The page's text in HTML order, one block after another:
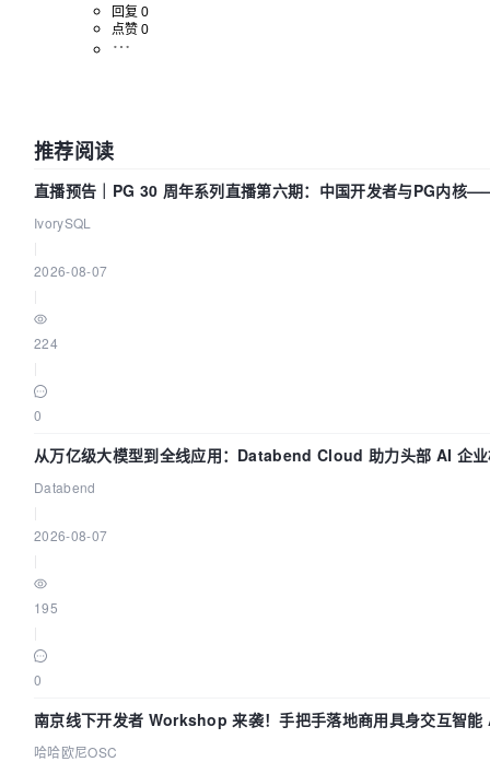
回复 0
点赞 0
推荐阅读
直播预告｜PG 30 周年系列直播第六期：中国开发者与PG内核
我们贡献了什么？
IvorySQL
2026-08-07
224
0
从万亿级大模型到全线应用：Databend Cloud 助力头部 AI 企
数据管道
Databend
2026-08-07
195
0
南京线下开发者 Workshop 来袭！手把手落地商用具身交互智
哈哈欧尼OSC